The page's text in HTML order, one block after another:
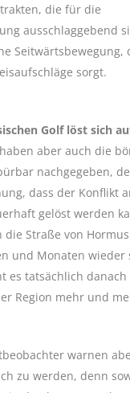
die für die
ausschlaggebend
Seitwärtsbewegung,
sorgt.
Golf löst sich
aber auch die
nachgegeben,
dass der Konflikt
gelöst werden
die Straße von
und Monaten
es tatsächlich danach
Region mehr und
warnen
zu werden, denn